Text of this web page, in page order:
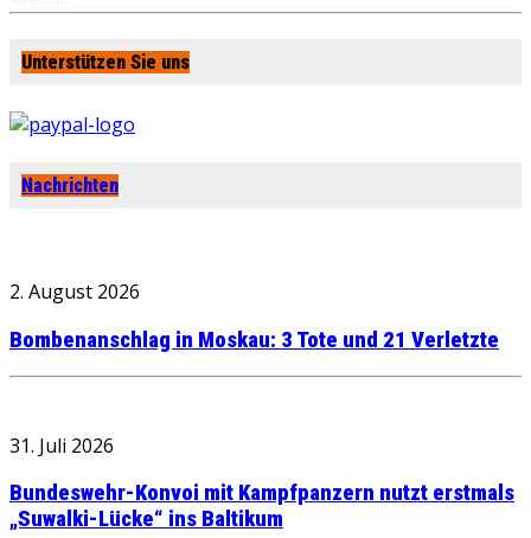
Unterstützen Sie uns
Nachrichten
2. August 2026
Bombenanschlag in Moskau: 3 Tote und 21 Verletzte
31. Juli 2026
Bundeswehr-Konvoi mit Kampfpanzern nutzt erstmals
„Suwalki-Lücke“ ins Baltikum